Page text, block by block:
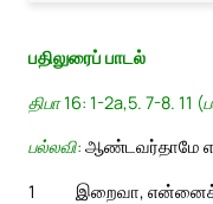
பதிலுரைப் பாடல்
திபா 16: 1-2a,5. 7-8. 11
பல்லவி: ஆண்டவர்தாமே
1
இறைவா, என்னைக்